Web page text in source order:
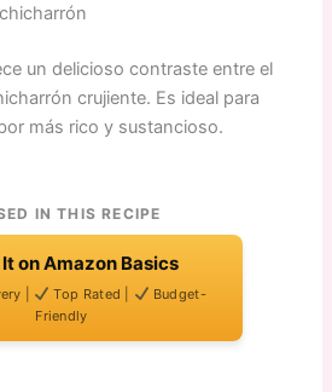
un delicioso contraste entre el
crujiente. Es ideal para
más rico y sustancioso.
IN THIS RECIPE
on Amazon Basics
| Top Rated |
Budget-
Friendly